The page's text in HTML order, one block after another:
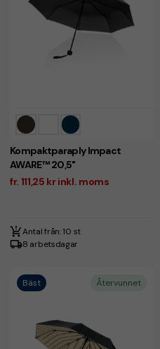
Kompaktparaply Impact
AWARE™ 20,5"
fr. 111,25 kr inkl. moms
Antal från: 10 st
8 arbetsdagar
Återvunnet
Bäst